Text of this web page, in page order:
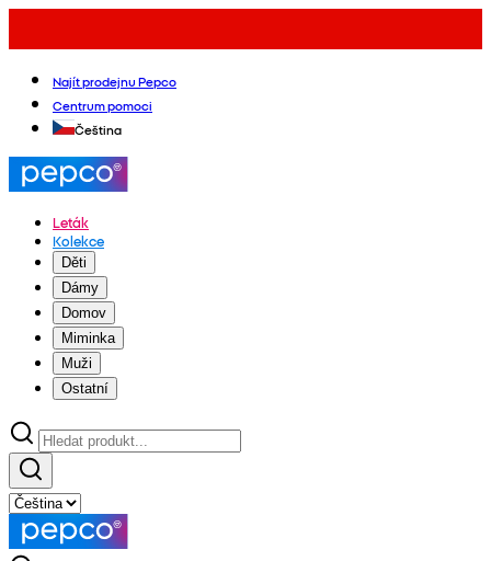
Najít prodejnu Pepco
Centrum pomoci
Čeština
Leták
Kolekce
Děti
Dámy
Domov
Miminka
Muži
Ostatní